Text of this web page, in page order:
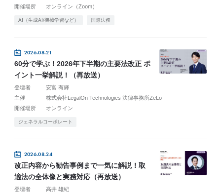
開催場所
オンライン（Zoom）
AI（生成AI/機械学習など） 国際法務
2026.08.21
60分で学ぶ！2026年下半期の主要法改正 ポ
イント一挙解説！（再放送）
登壇者
安富 有輝
主催
株式会社LegalOn Technologies 法律事務所ZeLo
開催場所
オンライン
ジェネラルコーポレート
2026.08.24
改正内容から勧告事例まで一気に解説！取
適法の全体像と実務対応（再放送）
登壇者
高井 雄紀